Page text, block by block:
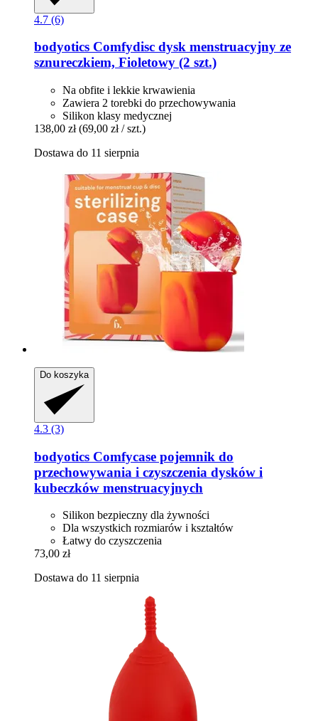
4.7 (6)
bodyotics Comfydisc dysk menstruacyjny ze
sznureczkiem, Fioletowy (2 szt.)
Na obfite i lekkie krwawienia
Zawiera 2 torebki do przechowywania
Silikon klasy medycznej
138,00 zł (69,00 zł / szt.)
Dostawa do 11 sierpnia
Do koszyka
4.3 (3)
bodyotics Comfycase pojemnik do
przechowywania i czyszczenia dysków i
kubeczków menstruacyjnych
Silikon bezpieczny dla żywności
Dla wszystkich rozmiarów i kształtów
Łatwy do czyszczenia
73,00 zł
Dostawa do 11 sierpnia